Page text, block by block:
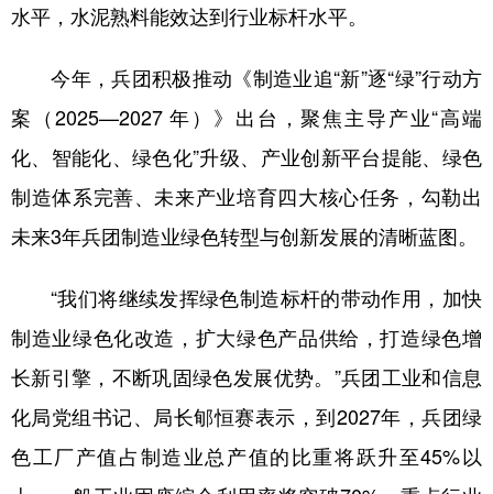
水平，水泥熟料能效达到行业标杆水平。
今年，兵团积极推动《制造业追“新”逐“绿”行动方
案（2025—2027 年）》出台，聚焦主导产业“高端
化、智能化、绿色化”升级、产业创新平台提能、绿色
制造体系完善、未来产业培育四大核心任务，勾勒出
未来3年兵团制造业绿色转型与创新发展的清晰蓝图。
“我们将继续发挥绿色制造标杆的带动作用，加快
制造业绿色化改造，扩大绿色产品供给，打造绿色增
长新引擎，不断巩固绿色发展优势。”兵团工业和信息
化局党组书记、局长郇恒赛表示，到2027年，兵团绿
色工厂产值占制造业总产值的比重将跃升至45%以